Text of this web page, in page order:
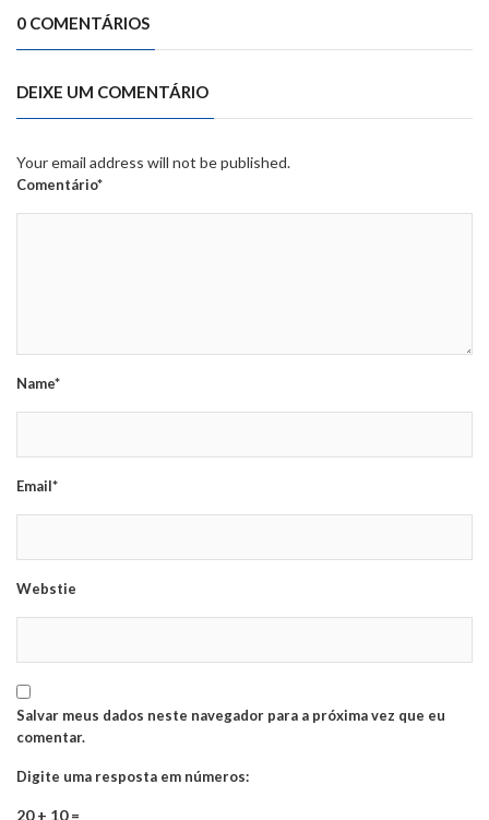
0 COMENTÁRIOS
DEIXE UM COMENTÁRIO
Your email address will not be published.
Comentário*
Name*
Email*
Webstie
Salvar meus dados neste navegador para a próxima vez que eu
comentar.
Digite uma resposta em números:
20 + 10 =